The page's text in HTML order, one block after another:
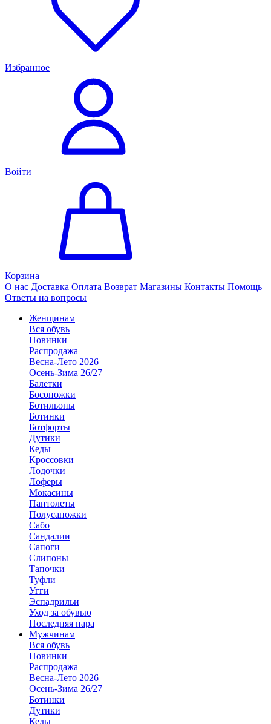
Избранное
Войти
Корзина
О нас Доставка Оплата Возврат Магазины Контакты Помощь
Ответы на вопросы
Женщинам
Вся обувь
Новинки
Распродажа
Весна-Лето 2026
Осень-Зима 26/27
Балетки
Босоножки
Ботильоны
Ботинки
Ботфорты
Дутики
Кеды
Кроссовки
Лодочки
Лоферы
Мокасины
Пантолеты
Полусапожки
Сабо
Сандалии
Сапоги
Слипоны
Тапочки
Туфли
Угги
Эспадрильи
Уход за обувью
Последняя пара
Мужчинам
Вся обувь
Новинки
Распродажа
Весна-Лето 2026
Осень-Зима 26/27
Ботинки
Дутики
Кеды